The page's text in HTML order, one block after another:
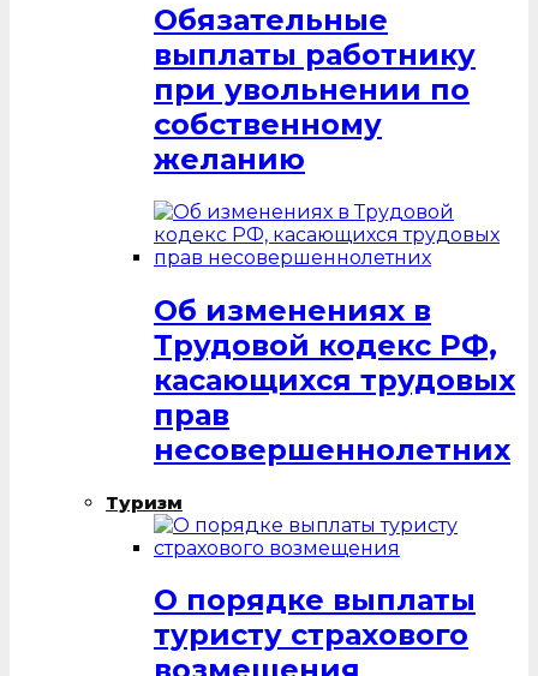
Обязательные
выплаты работнику
при увольнении по
собственному
желанию
Об изменениях в
Трудовой кодекс РФ,
касающихся трудовых
прав
несовершеннолетних
Туризм
О порядке выплаты
туристу страхового